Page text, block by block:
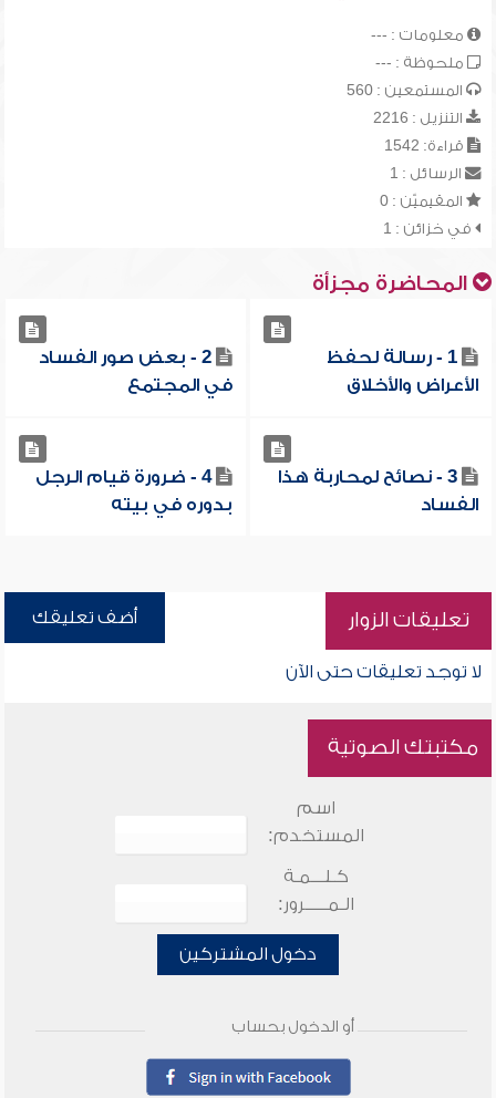
معلومات : ---
ملحوظة : ---
المستمعين : 560
التنزيل : 2216
قراءة: 1542
الرسائل : 1
المقيميّن : 0
في خزائن : 1
المحاضرة مجزأة
1 - رسالة لحفظ
الأعراض والأخلاق
2 - بعض صور الفساد
في المجتمع
3 - نصائح لمحاربة هذا
الفساد
4 - ضرورة قيام الرجل
بدوره في بيته
تعليقات الزوار أضف تعليقك
لا توجد تعليقات حتى الآن
مكتبتك الصوتية
اسم
المستخدم:
كـلـــمـة
الـمـــــرور:
دخول المشتركين
أو الدخول بحساب